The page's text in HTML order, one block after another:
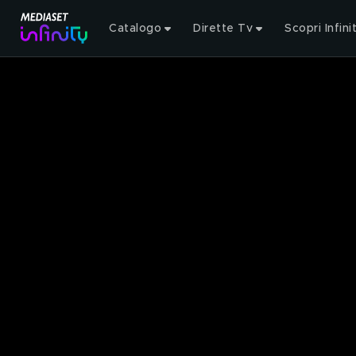
Catalogo Dirette Tv Scopri